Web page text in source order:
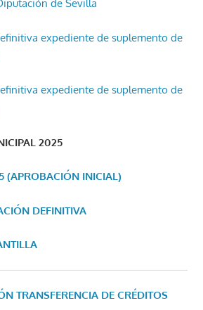
de Sevilla
expediente de suplemento de
expediente de suplemento de
2025
(APROBACIÓN INICIAL)
DEFINITIVA
TRANSFERENCIA DE CRÉDITOS